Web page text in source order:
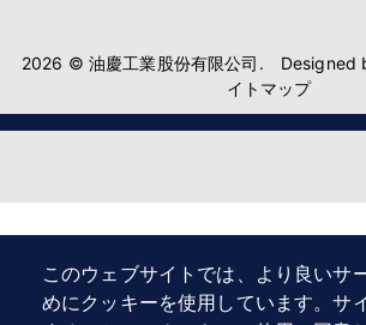
このウェブサイトでは、より良いサ
めにクッキーを使用しています。サ
2026 © 油慶工業股份有限公司. Designed
イトマップ